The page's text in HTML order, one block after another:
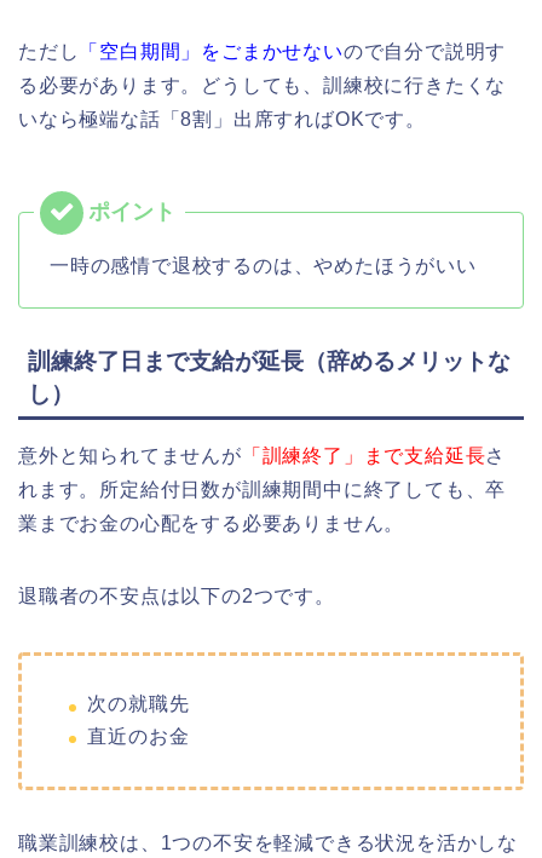
ただし 「空白期間」をごまかせないので自分で説明す
る必要があります。どうしても、訓練校に行きたくな
いなら極端な話「8割」出席すればOKです。
一時の感情で退校するのは、やめたほうがいい
訓練終了日まで支給が延長（辞めるメリットな
し）
意外と知られてませんが 「訓練終了」まで支給延長さ
れます。所定給付日数が訓練期間中に終了しても、卒
業までお金の心配をする必要ありません。
退職者の不安点は以下の2つです。
次の就職先
直近のお金
職業訓練校は、1つの不安を軽減できる状況を活かしな